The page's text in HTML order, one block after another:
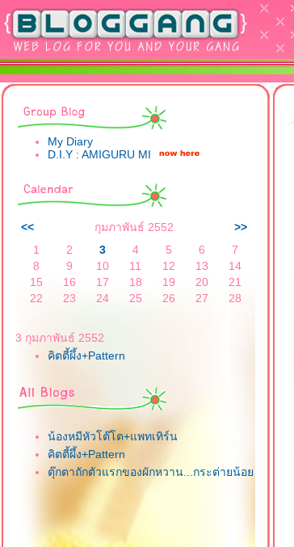
My Diary
D.I.Y : AMIGURU MI
<< กุมภาพันธ์ 2552
>>
1
2 3 4 5 6
7
8
9 10 11 12 13
14
15
16 17 18 19 20
21
22
23 24 25 26 27 28
3 กุมภาพันธ์ 2552
คิตตี้ผึ้ง+Pattern
น้องหมีหัวโต๊โต+แพทเทิร์น
คิตตี้ผึ้ง+Pattern
ตุ๊กตาถักตัวแรกของผักหวาน...กระต่ายน้อ